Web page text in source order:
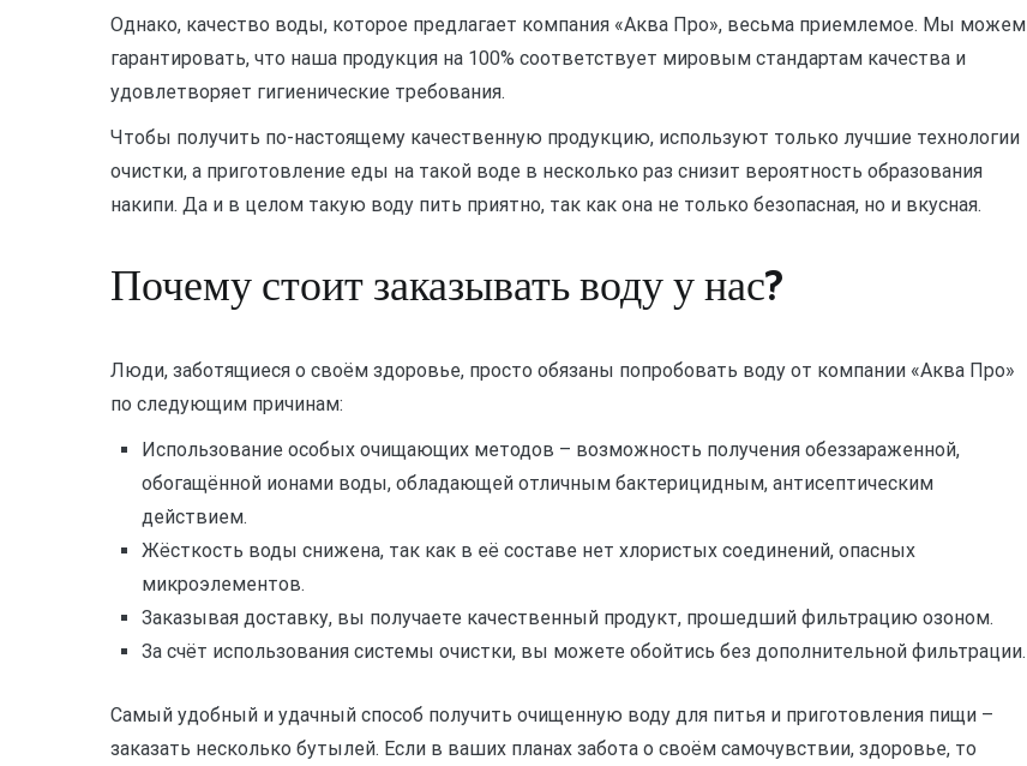
Однако, качество воды, которое предлагает компания «Аква Про», весьма приемлемое. Мы можем
гарантировать, что наша продукция на 100% соответствует мировым стандартам качества и
удовлетворяет гигиенические требования.
Чтобы получить по-настоящему качественную продукцию, используют только лучшие технологии
очистки, а приготовление еды на такой воде в несколько раз снизит вероятность образования
накипи. Да и в целом такую воду пить приятно, так как она не только безопасная, но и вкусная.
Почему стоит заказывать воду у нас?
Люди, заботящиеся о своём здоровье, просто обязаны попробовать воду от компании «Аква Про»
по следующим причинам:
Использование особых очищающих методов – возможность получения обеззараженной,
обогащённой ионами воды, обладающей отличным бактерицидным, антисептическим
действием.
Жёсткость воды снижена, так как в её составе нет хлористых соединений, опасных
микроэлементов.
Заказывая доставку, вы получаете качественный продукт, прошедший фильтрацию озоном.
За счёт использования системы очистки, вы можете обойтись без дополнительной фильтрации.
Самый удобный и удачный способ получить очищенную воду для питья и приготовления пищи –
заказать несколько бутылей. Если в ваших планах забота о своём самочувствии, здоровье, то